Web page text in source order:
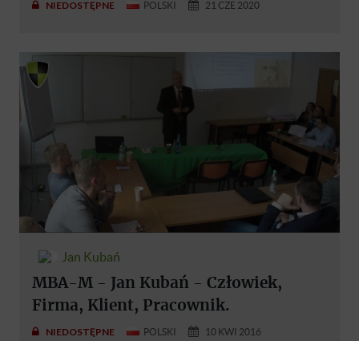
NIEDOSTĘPNE POLSKI 21 CZE 2020
Jan Kubań
MBA-M - Jan Kubań - Człowiek,
Firma, Klient, Pracownik.
NIEDOSTĘPNE POLSKI 10 KWI 2016